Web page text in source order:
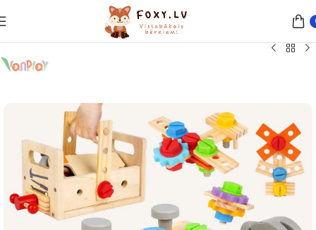
Sākums Montessori attīstošās rotaļlietas